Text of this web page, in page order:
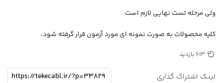
ولی مرحله تست نهایی لازم است
کلیه محصولات به صورت نمونه ای مورد آزمون قرار گرفته شود.
لینک اشتراک گذاری